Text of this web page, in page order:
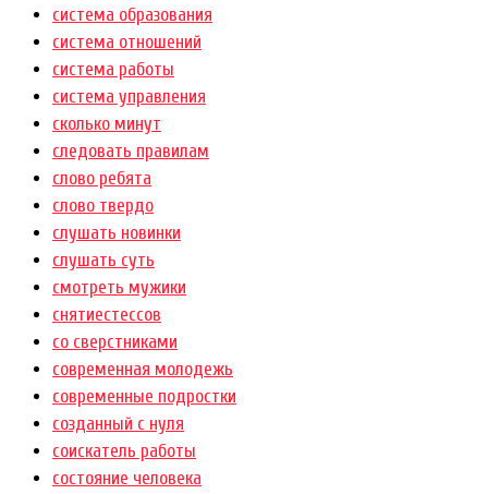
система образования
система отношений
система работы
система управления
сколько минут
следовать правилам
слово ребята
слово твердо
слушать новинки
слушать суть
смотреть мужики
снятиестессов
со сверстниками
современная молодежь
современные подростки
созданный с нуля
соискатель работы
состояние человека